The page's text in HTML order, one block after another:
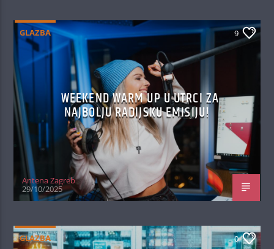
GLAZBA 9
WEEKEND WARM UP U UTRCI ZA
NAJBOLJU RADIJSKU EMISIJU!
Antena Zagreb
29/10/2025
GLAZBA 0